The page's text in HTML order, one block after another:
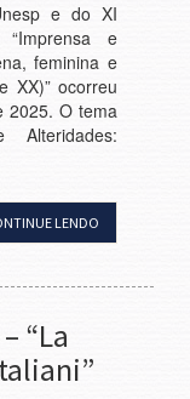
e do XI
e
feminina e
XX)” ocorreu
2025. O tema
LENDO
“La